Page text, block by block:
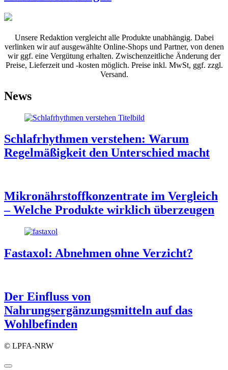
Unsere Redaktion vergleicht alle Produkte unabhängig. Dabei
verlinken wir auf ausgewählte Online-Shops und Partner, von denen
wir ggf. eine Vergütung erhalten. Zwischenzeitliche Änderung der
Preise, Lieferzeit und -kosten möglich. Preise inkl. MwSt, ggf. zzgl.
Versand.
News
Schlafrhythmen verstehen: Warum
Regelmäßigkeit den Unterschied macht
Mikronährstoffkonzentrate im Vergleich
– Welche Produkte wirklich überzeugen
Fastaxol: Abnehmen ohne Verzicht?
Der Einfluss von
Nahrungsergänzungsmitteln auf das
Wohlbefinden
© LPFA-NRW